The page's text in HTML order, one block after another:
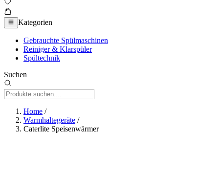
Kategorien
Gebrauchte Spülmaschinen
Reiniger & Klarspüler
Spültechnik
Suchen
Home /
Warmhaltegeräte /
Caterlite Speisenwärmer